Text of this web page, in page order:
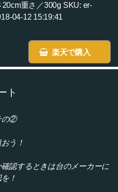
重さ／300g SKU: er-
04-12 15:19:41
楽天で購入
ト
の②
う！
認するときは台のメーカーに
！